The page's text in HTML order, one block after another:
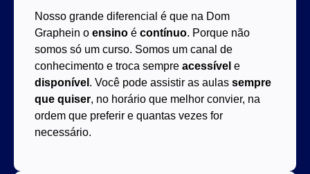
Nosso grande diferencial é que na Dom
Graphein o ensino é contínuo. Porque não
somos só um curso. Somos um canal de
conhecimento e troca sempre acessível e
disponível . Você pode assistir as aulas sempre
que quiser, no horário que melhor convier, na
ordem que preferir e quantas vezes for
necessário.